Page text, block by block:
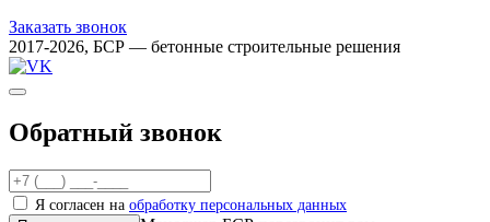
Заказать звонок
2017-2026, БСР — бетонные строительные решения
Обратный звонок
Я согласен на обработку персональных данных